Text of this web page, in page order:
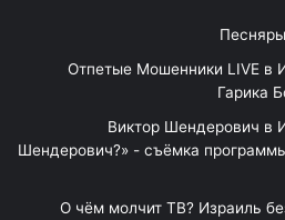
Отпетые Мошенники LIVE в
Гарика
Виктор Шендерович в
Шендерович?» - съёмка
«О чём молчит ТВ? Израиль